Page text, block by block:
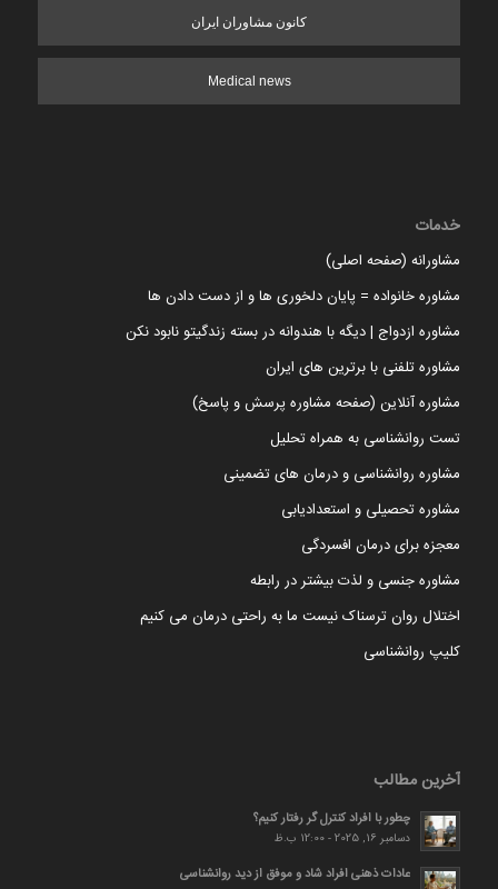
کانون مشاوران ایران
Medical news
خدمات
مشاورانه (صفحه اصلی)
مشاوره خانواده = پایان دلخوری ها و از دست دادن ها
مشاوره ازدواج | دیگه با هندوانه در بسته زندگیتو نابود نکن
مشاوره تلفنی با برترین های ایران
مشاوره آنلاین (صفحه مشاوره پرسش و پاسخ)
تست روانشناسی به همراه تحلیل
مشاوره روانشناسی و درمان های تضمینی
مشاوره تحصیلی و استعدادیابی
معجزه برای درمان افسردگی
مشاوره جنسی و لذت بیشتر در رابطه
اختلال روان ترسناک نیست ما به راحتی درمان می کنیم
کلیپ روانشناسی
آخرین مطالب
چطور با افراد کنترل گر رفتار کنیم؟
دسامبر 16, 2025 - 12:00 ب.ظ
عادات ذهنی افراد شاد و موفق از دید روانشناسی